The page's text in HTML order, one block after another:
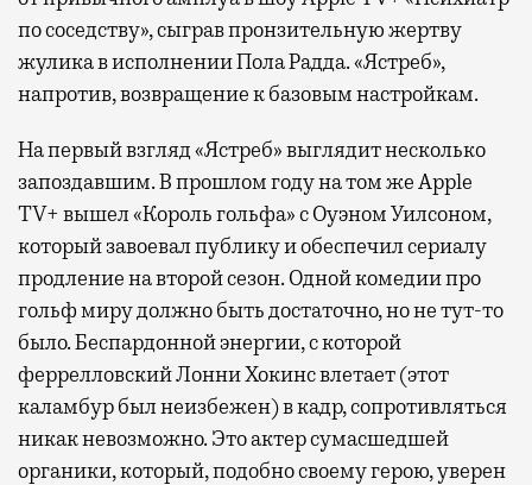
по соседству», сыграв пронзительную жертву
жулика в исполнении Пола Радда. «Ястреб»,
напротив, возвращение к базовым настройкам.
На первый взгляд «Ястреб» выглядит несколько
запоздавшим. В прошлом году на том же Apple
TV+ вышел «Король гольфа» с Оуэном Уилсоном,
который завоевал публику и обеспечил сериалу
продление на второй сезон. Одной комедии про
гольф миру должно быть достаточно, но не тут-то
было. Беспардонной энергии, с которой
феррелловский Лонни Хокинс влетает (этот
каламбур был неизбежен) в кадр, сопротивляться
никак невозможно. Это актер сумасшедшей
органики, который, подобно своему герою, уверен